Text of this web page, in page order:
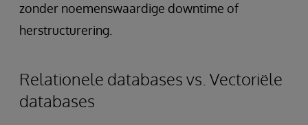
zonder noemenswaardige downtime of
herstructurering.
Relationele databases vs. Vectoriële
databases